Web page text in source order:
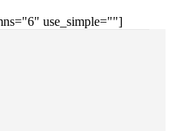
use_simple=""]